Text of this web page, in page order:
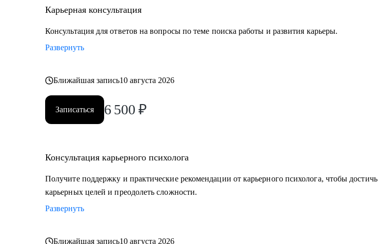
Карьерная консультация
Консультация для ответов на вопросы по теме поиска работы и развития карьеры.
Развернуть
Ближайшая запись10 августа 2026
Записаться 6 500 ₽
Консультация карьерного психолога
Получите поддержку и практические рекомендации от карьерного психолога, чтобы достичь
карьерных целей и преодолеть сложности.
Развернуть
Ближайшая запись10 августа 2026